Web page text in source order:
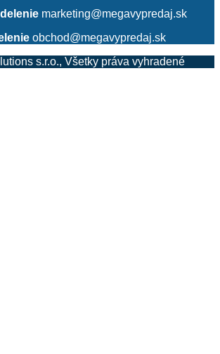
marketing@megavypredaj.sk
obchod@megavypredaj.sk
s.r.o., Všetky práva vyhradené